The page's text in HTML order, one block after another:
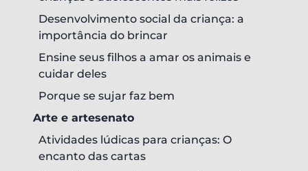
Desenvolvimento social da criança: a
importância do brincar
Ensine seus filhos a amar os animais e
cuidar deles
Porque se sujar faz bem
Arte e artesenato
Atividades lúdicas para crianças: O
encanto das cartas